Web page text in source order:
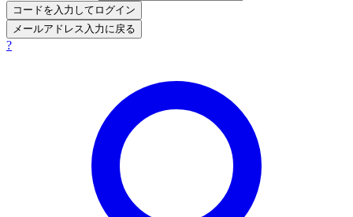
コードを入力してログイン
メールアドレス入力に戻る
?